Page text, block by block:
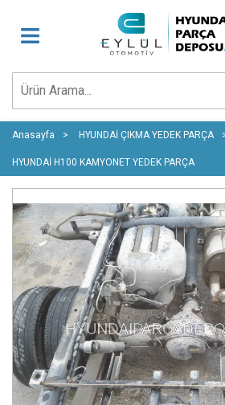
Anasayfa HYUNDAİ ÇIKMA YEDEK PARÇA
HYUNDAİ H100 KAMYONET YEDEK PARÇA